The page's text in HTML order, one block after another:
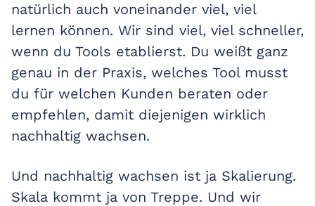
natürlich auch voneinander viel, viel
lernen können. Wir sind viel, viel schneller,
wenn du Tools etablierst. Du weißt ganz
genau in der Praxis, welches Tool musst
du für welchen Kunden beraten oder
empfehlen, damit diejenigen wirklich
nachhaltig wachsen.
Und nachhaltig wachsen ist ja Skalierung.
Skala kommt ja von Treppe. Und wir